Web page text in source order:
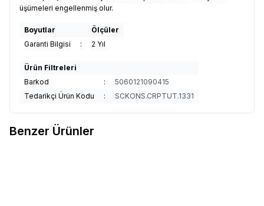
üşümeleri engellenmiş olur.
Boyutlar
Ölçüler
Garanti Bilgisi
: 2 Yıl
Ürün Filtreleri
Barkod
:
5060121090415
Tedarikçi Ürün Kodu
: SCKONS.CRPTUT.1331
Benzer Ürünler